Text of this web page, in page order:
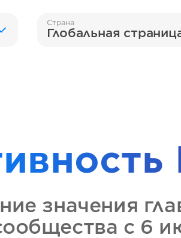
Страна
Глобальная
значения
с 6